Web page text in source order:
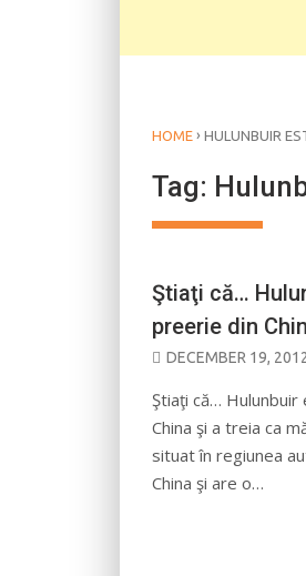
HOME › HULUNBUIR
Tag:
Ştiaţi că…
preerie din
POSTED
DECEMBER 19,
Ştiaţi că…
China şi a treia ca
situat în regiunea
China şi are o…